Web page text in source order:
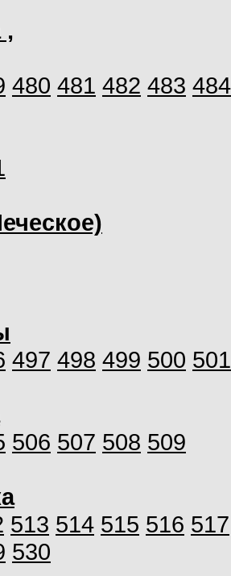
,
480 481 482 483 484
497 498 499 500 501
506 507 508 509
513 514 515 516 517
530